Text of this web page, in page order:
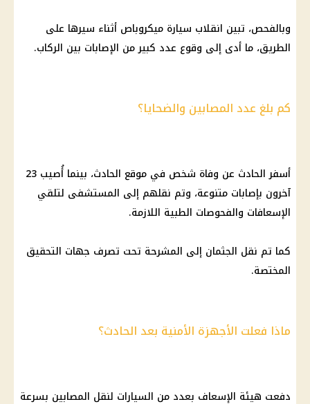
وبالفحص، تبين انقلاب سيارة ميكروباص أثناء سيرها على
الطريق، ما أدى إلى وقوع عدد كبير من الإصابات بين الركاب.
كم بلغ عدد المصابين والضحايا؟
أسفر الحادث عن وفاة شخص في موقع الحادث، بينما أُصيب 23
آخرون بإصابات متنوعة، وتم نقلهم إلى المستشفى لتلقي
الإسعافات والفحوصات الطبية اللازمة.
كما تم نقل الجثمان إلى المشرحة تحت تصرف جهات التحقيق
المختصة.
ماذا فعلت الأجهزة الأمنية بعد الحادث؟
دفعت هيئة الإسعاف بعدد من السيارات لنقل المصابين بسرعة